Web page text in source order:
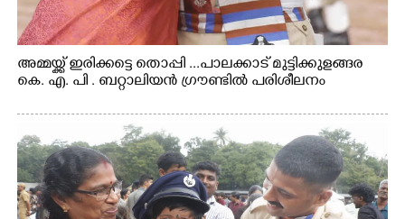
അമ്മയ്ക്ക് ഇരിക്കട്ടെ തൊപ്പി ...പാലക്കാട് മുട്ടിക്കുളങ്ങര
കെ. എ. പി . ബറ്റാലിയൻ ഗ്രൗണ്ടിൽ പരിശീലനം